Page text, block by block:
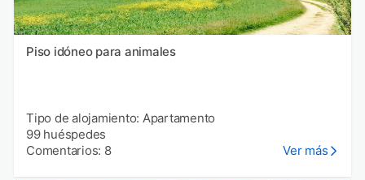
Piso idóneo para animales
Tipo de alojamiento: Apartamento
99 huéspedes
Comentarios: 8
Ver más